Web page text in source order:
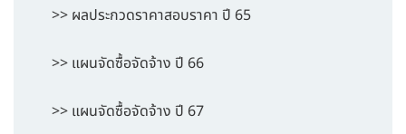
>> ผลประกวดราคาสอบราคา ปี 65
>> แผนจัดซื้อจัดจ้าง ปี 66
>> แผนจัดซื้อจัดจ้าง ปี 67